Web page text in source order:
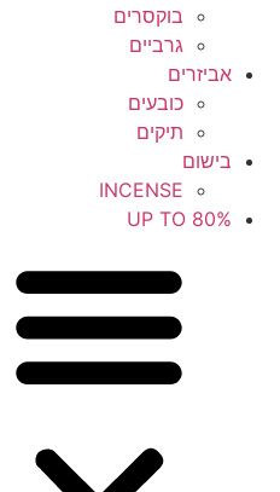
בוקסרים
גרביים
אביזרים
כובעים
תיקים
בישום
INCENSE
UP TO 80%